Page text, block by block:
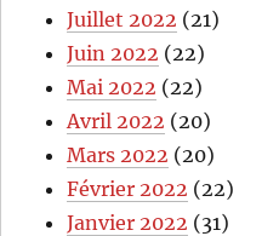
Juillet 2022 (21)
Juin 2022 (22)
Mai 2022 (22)
Avril 2022 (20)
Mars 2022 (20)
Février 2022 (22)
Janvier 2022 (31)